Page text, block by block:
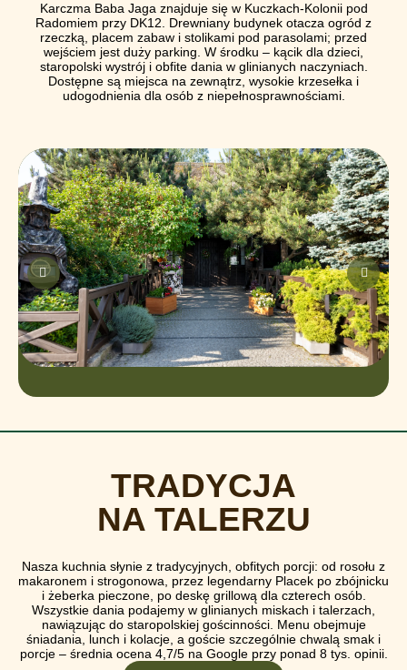
Karczma Baba Jaga znajduje się w Kuczkach-Kolonii pod
Radomiem przy DK12. Drewniany budynek otacza ogród z
rzeczką, placem zabaw i stolikami pod parasolami; przed
wejściem jest duży parking. W środku – kącik dla dzieci,
staropolski wystrój i obfite dania w glinianych naczyniach.
Dostępne są miejsca na zewnątrz, wysokie krzesełka i
udogodnienia dla osób z niepełnosprawnościami.
TRADYCJA
NA TALERZU
Nasza kuchnia słynie z tradycyjnych, obfitych porcji: od rosołu z
makaronem i strogonowa, przez legendarny Placek po zbójnicku
i żeberka pieczone, po deskę grillową dla czterech osób.
Wszystkie dania podajemy w glinianych miskach i talerzach,
nawiązując do staropolskiej gościnności. Menu obejmuje
śniadania, lunch i kolacje, a goście szczególnie chwalą smak i
porcje – średnia ocena 4,7/5 na Google przy ponad 8 tys. opinii.